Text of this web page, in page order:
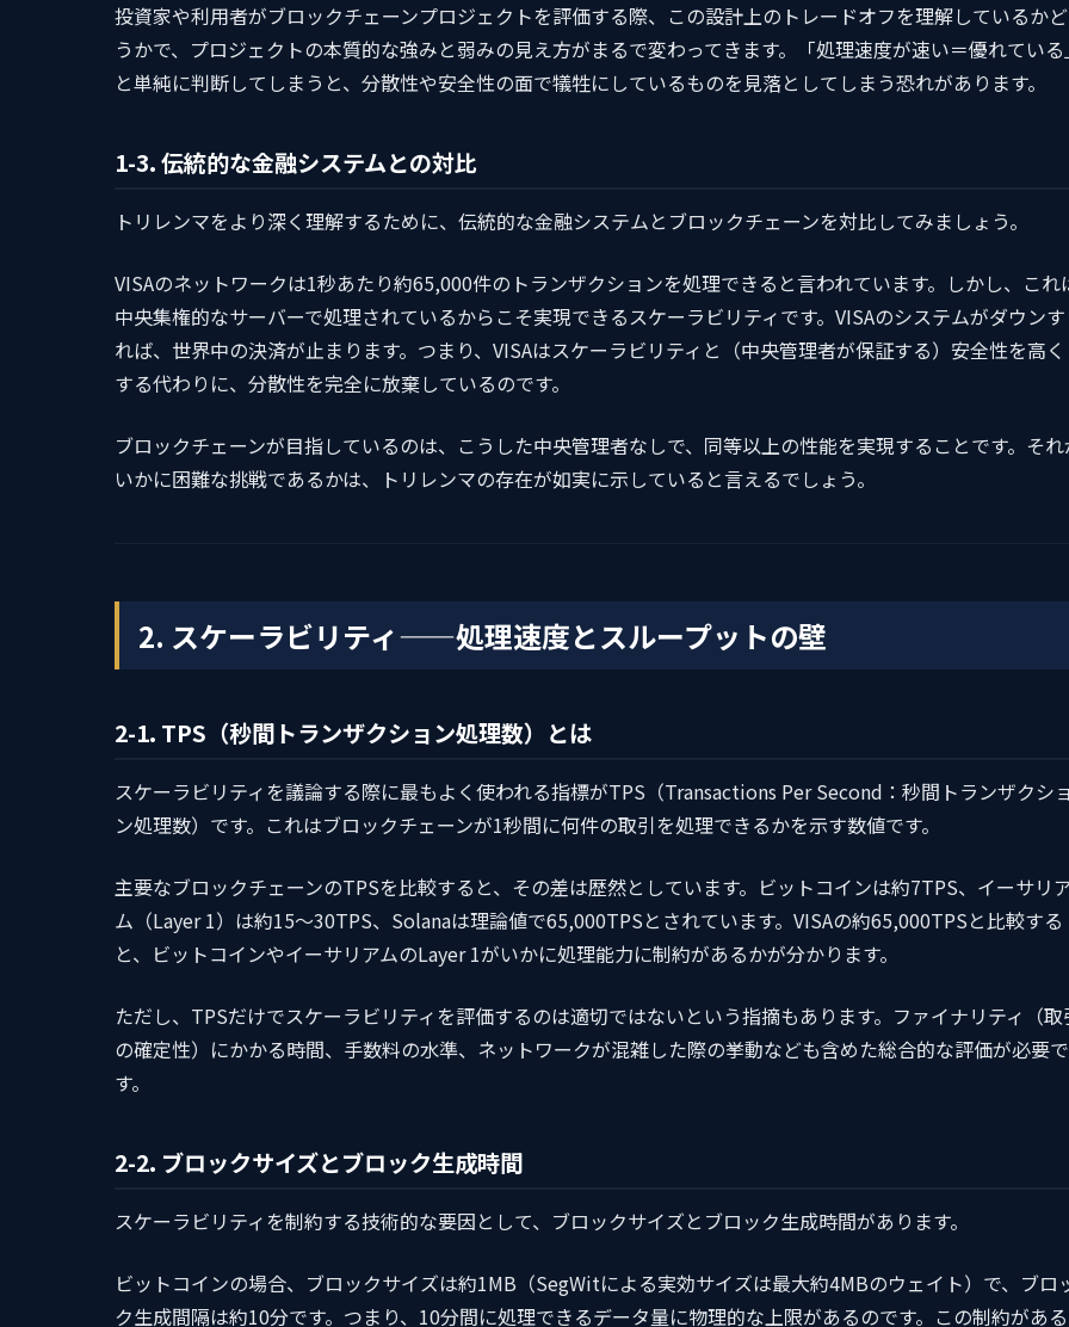
投資家や利用者がブロックチェーンプロジェクトを評価する際、この設計上のトレードオフを理解しているかど
うかで、プロジェクトの本質的な強みと弱みの見え方がまるで変わってきます。「処理速度が速い＝優れている
と単純に判断してしまうと、分散性や安全性の面で犠牲にしているものを見落としてしまう恐れがあります。
1-3. 伝統的な金融システムとの対比
トリレンマをより深く理解するために、伝統的な金融システムとブロックチェーンを対比してみましょう。
VISAのネットワークは1秒あたり約65,000件のトランザクションを処理できると言われています。しかし、これ
中央集権的なサーバーで処理されているからこそ実現できるスケーラビリティです。VISAのシステムがダウンす
れば、世界中の決済が止まります。つまり、VISAはスケーラビリティと（中央管理者が保証する）安全性を高く
する代わりに、分散性を完全に放棄しているのです。
ブロックチェーンが目指しているのは、こうした中央管理者なしで、同等以上の性能を実現することです。それ
いかに困難な挑戦であるかは、トリレンマの存在が如実に示していると言えるでしょう。
2. スケーラビリティ——処理速度とスループットの壁
2-1. TPS（秒間トランザクション処理数）とは
スケーラビリティを議論する際に最もよく使われる指標がTPS（Transactions Per Second：秒間トランザクショ
ン処理数）です。これはブロックチェーンが1秒間に何件の取引を処理できるかを示す数値です。
主要なブロックチェーンのTPSを比較すると、その差は歴然としています。ビットコインは約7TPS、イーサリ
ム（Layer 1）は約15〜30TPS、Solanaは理論値で65,000TPSとされています。VISAの約65,000TPSと比較する
と、ビットコインやイーサリアムのLayer 1がいかに処理能力に制約があるかが分かります。
ただし、TPSだけでスケーラビリティを評価するのは適切ではないという指摘もあります。ファイナリティ（取
の確定性）にかかる時間、手数料の水準、ネットワークが混雑した際の挙動なども含めた総合的な評価が必要で
す。
2-2. ブロックサイズとブロック生成時間
スケーラビリティを制約する技術的な要因として、ブロックサイズとブロック生成時間があります。
ビットコインの場合、ブロックサイズは約1MB（SegWitによる実効サイズは最大約4MBのウェイト）で、ブロ
ク生成間隔は約10分です。つまり、10分間に処理できるデータ量に物理的な上限があるのです。この制約がある